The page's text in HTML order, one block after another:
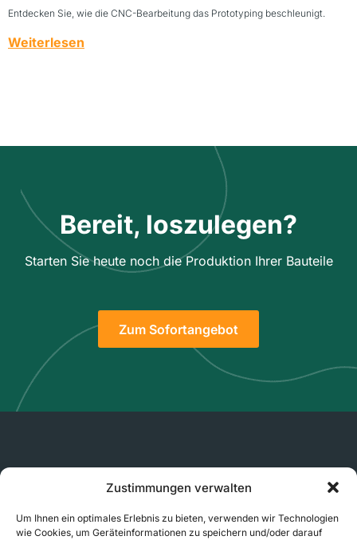
Zustimmungen verwalten
Um Ihnen ein optimales Erlebnis zu bieten, verwenden wir Technologien
wie Cookies, um Geräteinformationen zu speichern und/oder darauf
Entdecken Sie, wie die CNC-Bearbeitung das Prototyping beschleunigt.
Weiterlesen
Bereit, loszulegen?
Starten Sie heute noch die Produktion Ihrer Bauteile
Zum Sofortangebot